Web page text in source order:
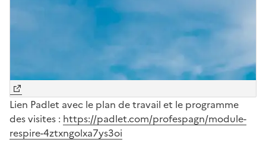
Lien Padlet avec le plan de travail et le programme
des visites : https://padlet.com/profespagn/module-
respire-4ztxngolxa7ys3oi